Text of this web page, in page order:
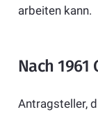
arbeiten kann.
Nach 1961
Antragsteller,